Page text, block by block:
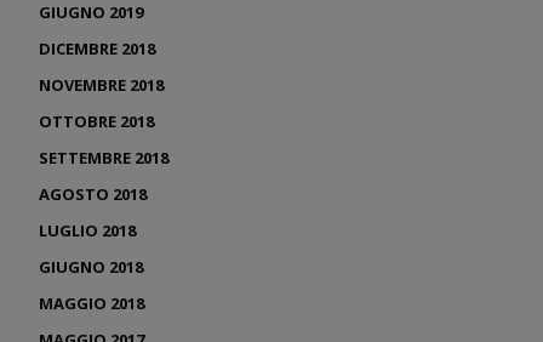
GIUGNO 2019
DICEMBRE 2018
NOVEMBRE 2018
OTTOBRE 2018
SETTEMBRE 2018
AGOSTO 2018
LUGLIO 2018
GIUGNO 2018
MAGGIO 2018